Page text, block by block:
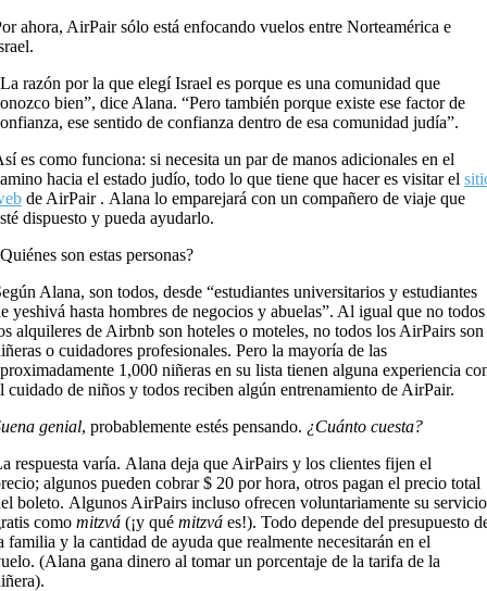
ahora, AirPair sólo está enfocando vuelos entre Norteamérica e
razón por la que elegí Israel es porque es una comunidad que
bien”, dice Alana. “Pero también porque existe ese factor de
ese sentido de confianza dentro de esa comunidad judía”.
es como funciona: si necesita un par de manos adicionales en el
hacia el estado judío, todo lo que tiene que hacer es visitar el
de AirPair . Alana lo emparejará con un compañero de viaje que
dispuesto y pueda ayudarlo.
son estas personas?
Alana, son todos, desde “estudiantes universitarios y estudiantes
yeshivá hasta hombres de negocios y abuelas”. Al igual que no todos
alquileres de Airbnb son hoteles o moteles, no todos los AirPairs son
o cuidadores profesionales. Pero la mayoría de las
1,000 niñeras en su lista tienen alguna experiencia
cuidado de niños y todos reciben algún entrenamiento de AirPair.
genial, probablemente estés pensando. ¿Cuánto cuesta?
respuesta varía. Alana deja que AirPairs y los clientes fijen el
algunos pueden cobrar $ 20 por hora, otros pagan el precio total
boleto. Algunos AirPairs incluso ofrecen voluntariamente su servicio
como mitzvá (¡y qué mitzvá es!). Todo depende del presupuesto
familia y la cantidad de ayuda que realmente necesitarán en el
(Alana gana dinero al tomar un porcentaje de la tarifa de la